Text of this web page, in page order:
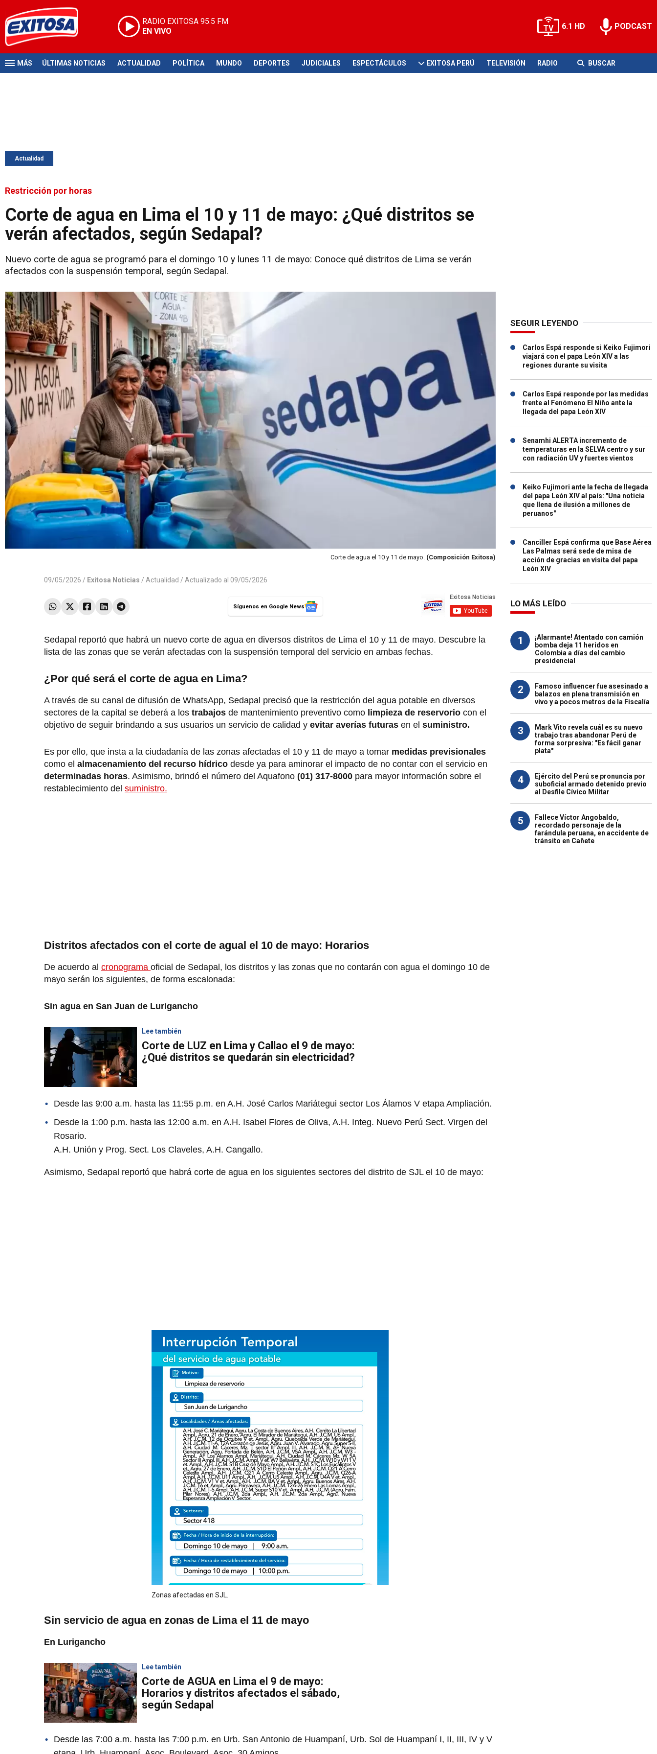
RADIO EXITOSA 95.5 FM
EN VIVO
6.1 HD PODCAST
MÁS ÚLTIMAS NOTICIAS ACTUALIDAD POLÍTICA MUNDO DEPORTES JUDICIALES ESPECTÁCULOS EXITOSA PERÚ TELEVISIÓN RADIO BUSCAR
Actualidad
Restricción por horas
Corte de agua en Lima el 10 y 11 de mayo: ¿Qué distritos se
verán afectados, según Sedapal?
Nuevo corte de agua se programó para el domingo 10 y lunes 11 de mayo: Conoce qué distritos de Lima se verán
afectados con la suspensión temporal, según Sedapal.
Corte de agua el 10 y 11 de mayo. (Composición Exitosa)
09/05/2026 / Exitosa Noticias / Actualidad / Actualizado al 09/05/2026
Síguenos en Google News
Sedapal reportó que habrá un nuevo corte de agua en diversos distritos de Lima el 10 y 11 de mayo. Descubre la
lista de las zonas que se verán afectadas con la suspensión temporal del servicio en ambas fechas.
¿Por qué será el corte de agua en Lima?
A través de su canal de difusión de WhatsApp, Sedapal precisó que la restricción del agua potable en diversos
sectores de la capital se deberá a los trabajos de mantenimiento preventivo como limpieza de reservorio con el
objetivo de seguir brindando a sus usuarios un servicio de calidad y evitar averías futuras en el suministro.
Es por ello, que insta a la ciudadanía de las zonas afectadas el 10 y 11 de mayo a tomar medidas previsionales
como el almacenamiento del recurso hídrico desde ya para aminorar el impacto de no contar con el servicio en
determinadas horas. Asimismo, brindó el número del Aquafono (01) 317-8000 para mayor información sobre el
restablecimiento del suministro.
Distritos afectados con el corte de agual el 10 de mayo: Horarios
De acuerdo al cronograma oficial de Sedapal, los distritos y las zonas que no contarán con agua el domingo 10 de
mayo serán los siguientes, de forma escalonada:
Sin agua en San Juan de Lurigancho
Lee también
Corte de LUZ en Lima y Callao el 9 de mayo:
¿Qué distritos se quedarán sin electricidad?
Desde las 9:00 a.m. hasta las 11:55 p.m. en A.H. José Carlos Mariátegui sector Los Álamos V etapa Ampliación.
Desde la 1:00 p.m. hasta las 12:00 a.m. en A.H. Isabel Flores de Oliva, A.H. Integ. Nuevo Perú Sect. Virgen del
Rosario.
A.H. Unión y Prog. Sect. Los Claveles, A.H. Cangallo.
Asimismo, Sedapal reportó que habrá corte de agua en los siguientes sectores del distrito de SJL el 10 de mayo:
Zonas afectadas en SJL.
Sin servicio de agua en zonas de Lima el 11 de mayo
En Lurigancho
Lee también
Corte de AGUA en Lima el 9 de mayo:
Horarios y distritos afectados el sábado,
según Sedapal
Desde las 7:00 a.m. hasta las 7:00 p.m. en Urb. San Antonio de Huampaní, Urb. Sol de Huampaní I, II, III, IV y V
SEGUIR LEYENDO
Carlos Espá responde si Keiko Fujimori
viajará con el papa León XIV a las
regiones durante su visita
Carlos Espá responde por las medidas
frente al Fenómeno El Niño ante la
llegada del papa León XIV
Senamhi ALERTA incremento de
temperaturas en la SELVA centro y sur
con radiación UV y fuertes vientos
Keiko Fujimori ante la fecha de llegada
del papa León XIV al país: "Una noticia
que llena de ilusión a millones de
peruanos"
Canciller Espá confirma que Base Aérea
Las Palmas será sede de misa de
acción de gracias en visita del papa
León XIV
LO MÁS LEÍDO
1
¡Alarmante! Atentado con camión
bomba deja 11 heridos en
Colombia a días del cambio
presidencial
2
Famoso influencer fue asesinado a
balazos en plena transmisión en
vivo y a pocos metros de la Fiscalía
3
Mark Vito revela cuál es su nuevo
trabajo tras abandonar Perú de
forma sorpresiva: "Es fácil ganar
plata"
4
Ejército del Perú se pronuncia por
suboficial armado detenido previo
al Desfile Cívico Militar
5
Fallece Víctor Angobaldo,
recordado personaje de la
farándula peruana, en accidente de
tránsito en Cañete